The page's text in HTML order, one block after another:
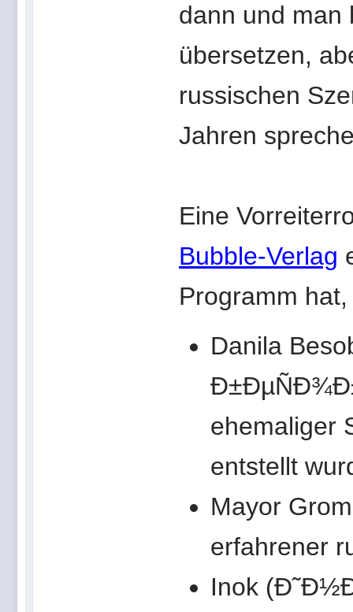
dann und man
übersetzen,
russischen
Jahren
Eine
Bubble-Verlag
Programm
Danila
ehemaliger
entstellt
Mayor
erfahrener
Inok